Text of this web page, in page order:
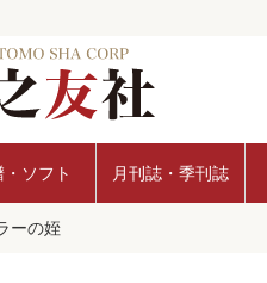
・ソフト 月刊誌・季刊誌
ーの姪